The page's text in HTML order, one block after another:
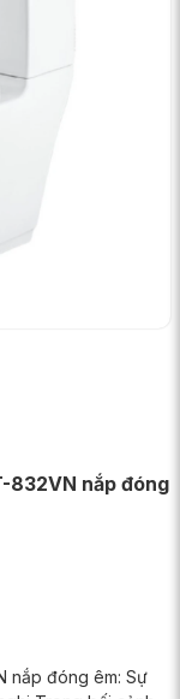
832VN nắp đóng
nắp đóng êm: Sự